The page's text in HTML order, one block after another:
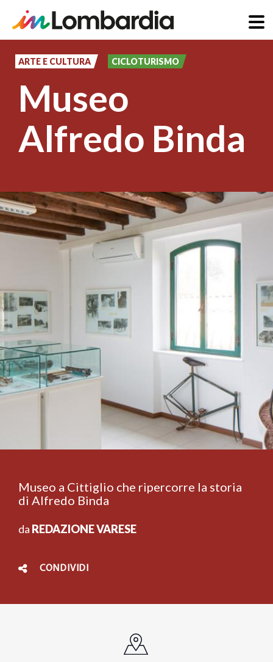
principale
ARTE E CULTURA CICLOTURISMO
Museo
Alfredo Binda
Museo a Cittiglio che ripercorre la storia
di Alfredo Binda
da REDAZIONE VARESE
CONDIVIDI